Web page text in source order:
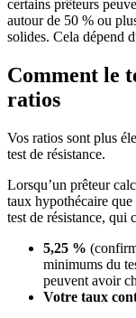
certains prêteurs
autour de 50 % ou
solides. Cela dépend
Comment le
ratios
Vos ratios sont plus
test de résistance.
Lorsqu’un prêteur
taux hypothécaire
test de résistance, qui
5,25 %
minimums du
peuvent avoir
Votre taux